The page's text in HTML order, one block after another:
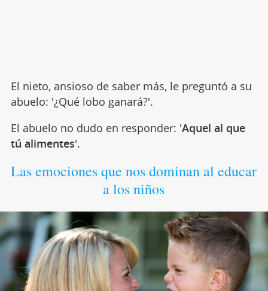
El nieto, ansioso de saber más, le preguntó a su
abuelo: '¿Qué lobo ganará?'.
El abuelo no dudo en responder: 'Aquel al que
tú alimentes'.
Las emociones que nos dominan al educar
a los niños